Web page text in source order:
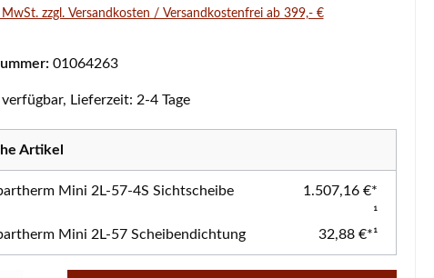
MwSt. zzgl. Versandkosten / Versandkostenfrei ab 399,- €
01064263
Lieferzeit: 2-4 Tage
Artikel
Mini 2L-57-4S Sichtscheibe
1.507,16 €*
¹
Mini 2L-57 Scheibendichtung
32,88 €*¹